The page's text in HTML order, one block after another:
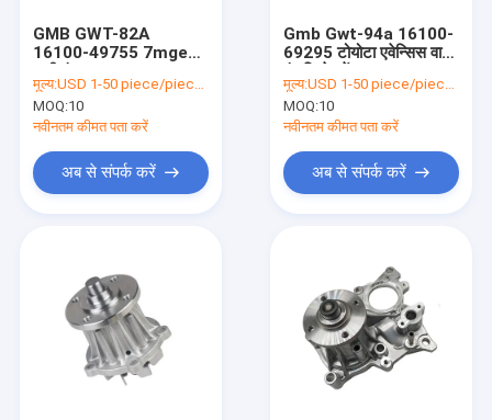
GMB GWT-82A
16100-49755 7mge
मूल्य:USD 1-50 piece/pieces
MOQ:10
नवीनतम कीमत पता करें
अब से संपर्क करें
Gmb Gwt-94a 16100-
69295 टोयोटा एवेन्सिस वाटर
मूल्य:USD 1-50 piece/pieces
MOQ:10
नवीनतम कीमत पता करें
अब से संपर्क करें